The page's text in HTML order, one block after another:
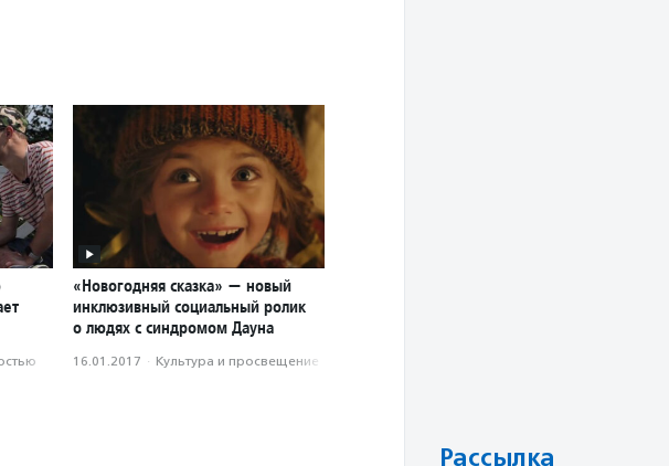
«Новогодняя сказка» — новый
инклюзивный социальный ролик
о людях с синдромом Дауна
16.01.2017 · Культура и просвещение
Рассылка